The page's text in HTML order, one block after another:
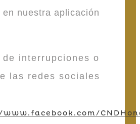
en nuestra aplicación
interrupciones o
las redes sociales